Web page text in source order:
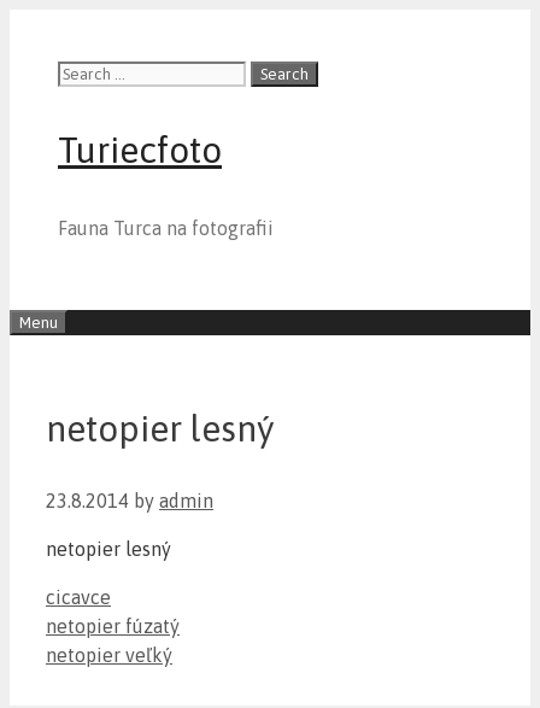
contentSearch
Turiecfoto
Fauna Turca na fotografii
Menu
netopier lesný
23.8.2014 by admin
netopier lesný
Categories
cicavce
netopier fúzatý
netopier veľký